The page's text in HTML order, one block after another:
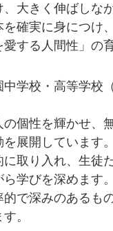
、大きく伸ばしな
を確実に身につけ
愛する人間性」の
学校・高等学校
の個性を輝かせ、
を展開しています
に取り入れ、生徒
ら学びを深めます
的で深みのあるも
。